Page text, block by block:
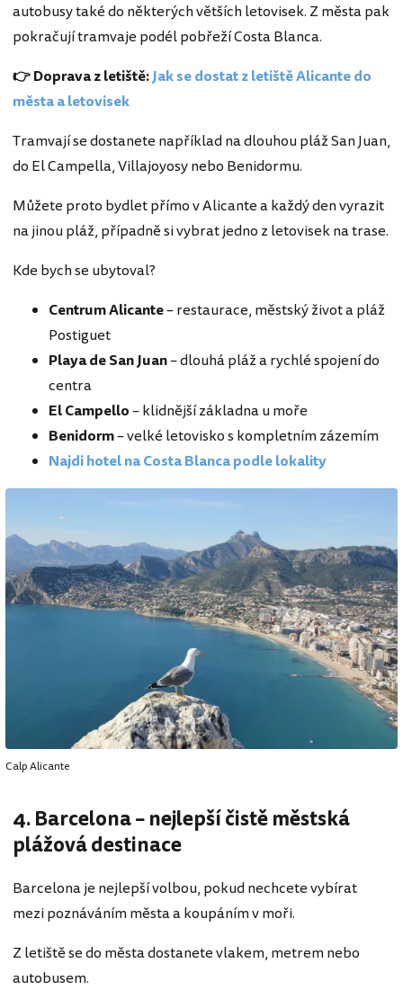
autobusy také do některých větších letovisek. Z města pak
pokračují tramvaje podél pobřeží Costa Blanca.
👉 Doprava z letiště:Jak se dostat z letiště Alicante do
města a letovisek
Tramvají se dostanete například na dlouhou pláž San Juan,
do El Campella, Villajoyosy nebo Benidormu.
Můžete proto bydlet přímo v Alicante a každý den vyrazit
na jinou pláž, případně si vybrat jedno z letovisek na trase.
Kde bych se ubytoval?
Centrum Alicante– restaurace, městský život a pláž
Postiguet
Playa de San Juan– dlouhá pláž a rychlé spojení do
centra
El Campello– klidnější základna u moře
Benidorm– velké letovisko s kompletním zázemím
Najdi hotel na Costa Blanca podle lokality
Calp Alicante
4. Barcelona – nejlepší čistě městská
plážová destinace
Barcelona je nejlepší volbou, pokud nechcete vybírat
mezi poznáváním města a koupáním v moři.
Z letiště se do města dostanete vlakem, metrem nebo
autobusem.